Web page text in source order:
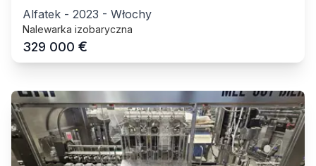
Alfatek - 2023 - Włochy
Nalewarka izobaryczna
329 000 €